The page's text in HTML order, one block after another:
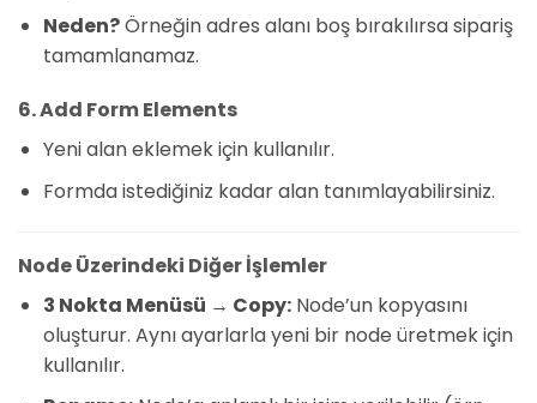
Neden?Örneğin adres alanı boş bırakılırsa sipariş
tamamlanamaz.
6. Add Form Elements
Yeni alan eklemek için kullanılır.
Formda istediğiniz kadar alan tanımlayabilirsiniz.
Node Üzerindeki Diğer İşlemler
3 Nokta Menüsü → Copy:Node’un kopyasını
oluşturur. Aynı ayarlarla yeni bir node üretmek için
kullanılır.